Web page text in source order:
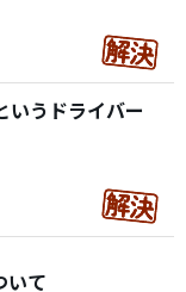
うドライバー
いて